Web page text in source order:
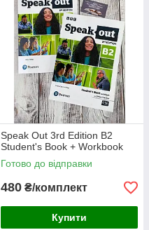
Speak Out 3rd Edition B2
Student's Book + Workbook
Готово до відправки
480 ₴/комплект
Купити